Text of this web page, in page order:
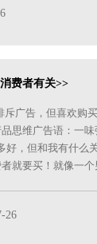
费者有关>>
广告，但喜欢购
思维广告语：一
好，但和我有什么
就要买！就像一个
26